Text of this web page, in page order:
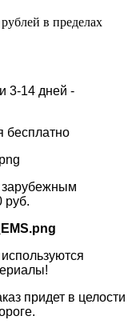
в пределах
3-14 дней -
бесплатно
зарубежным
руб.
придет в целости